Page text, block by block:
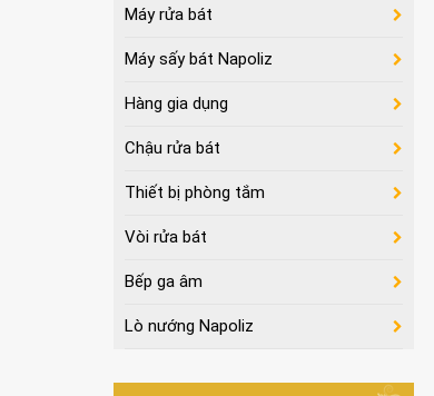
Máy rửa bát
Máy sấy bát Napoliz
Hàng gia dụng
Chậu rửa bát
Thiết bị phòng tắm
Vòi rửa bát
Bếp ga âm
Lò nướng Napoliz